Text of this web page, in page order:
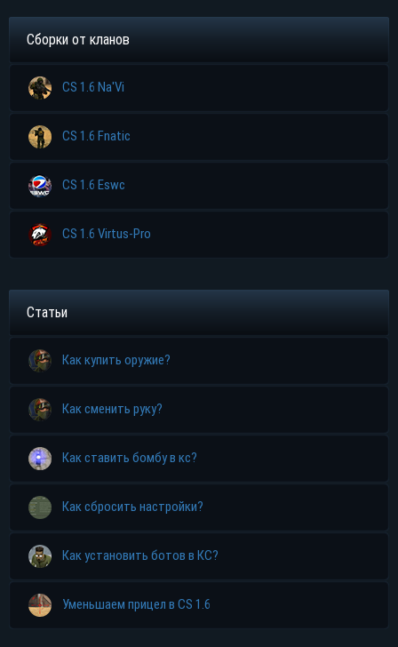
Сборки от кланов
CS 1.6 Na'Vi
CS 1.6 Fnatic
CS 1.6 Eswc
CS 1.6 Virtus-Pro
Статьи
Как купить оружие?
Как сменить руку?
Как ставить бомбу в кс?
Как сбросить настройки?
Как установить ботов в КС?
Уменьшаем прицел в CS 1.6